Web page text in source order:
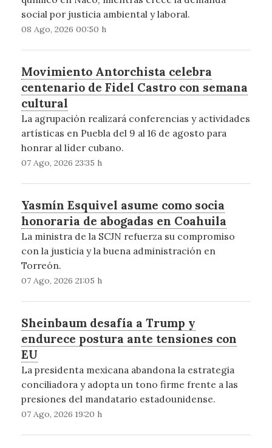
social por justicia ambiental y laboral.
08 Ago, 2026 00:50 h
Movimiento Antorchista celebra
centenario de Fidel Castro con semana
cultural
La agrupación realizará conferencias y actividades
artísticas en Puebla del 9 al 16 de agosto para
honrar al líder cubano.
07 Ago, 2026 23:35 h
Yasmín Esquivel asume como socia
honoraria de abogadas en Coahuila
La ministra de la SCJN refuerza su compromiso
con la justicia y la buena administración en
Torreón.
07 Ago, 2026 21:05 h
Sheinbaum desafía a Trump y
endurece postura ante tensiones con
EU
La presidenta mexicana abandona la estrategia
conciliadora y adopta un tono firme frente a las
presiones del mandatario estadounidense.
07 Ago, 2026 19:20 h